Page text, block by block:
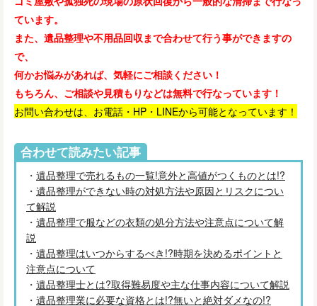
ています。
また、遺品整理や不用品回収まで合わせて行う事ができますの
で、
何かお悩みがあれば、気軽にご相談ください！
もちろん、ご相談や見積もりなどは無料で行なっています！
お問い合わせは、お電話・HP・LINEから可能となっています！
合わせて読みたい記事
・ 遺品整理で売れるもの一覧!意外と高値がつくものとは!?
・ 遺品整理ができない時の対処方法や原因とリスクについ
て解説
・ 遺品整理で服などの衣類の処分方法や注意点について解
説
・ 遺品整理はいつからするべき!?時期を決めるポイントと
注意点について
・ 遺品整理士とは?取得難易度や主な仕事内容について解説
・ 遺品整理業に必要な資格とは!?無いと絶対ダメなの!?